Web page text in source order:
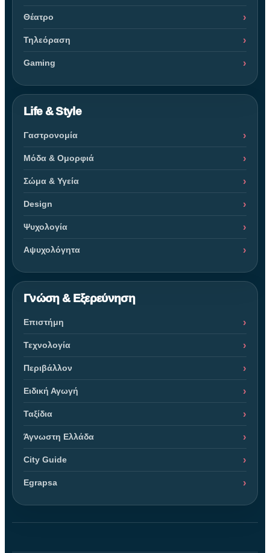
Θέατρο
Τηλεόραση
Gaming
Life & Style
Γαστρονομία
Μόδα & Ομορφιά
Σώμα & Υγεία
Design
Ψυχολογία
Αψυχολόγητα
Γνώση & Εξερεύνηση
Επιστήμη
Τεχνολογία
Περιβάλλον
Ειδική Αγωγή
Ταξίδια
Άγνωστη Ελλάδα
City Guide
Egrapsa